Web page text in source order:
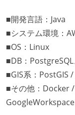
■開発言語：Java
■システム環境：
■OS：Linux
■DB：
■GIS系：PostGIS
■その他：Docker
GoogleWorkspace